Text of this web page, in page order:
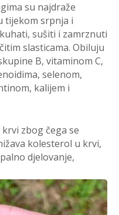
su najdraže
tijekom srpnja i
sušiti i zamrznuti
slasticama. Obiluju
B, vitaminom C,
selenom,
kalijem i
zbog čega se
kolesterol u krvi,
djelovanje,